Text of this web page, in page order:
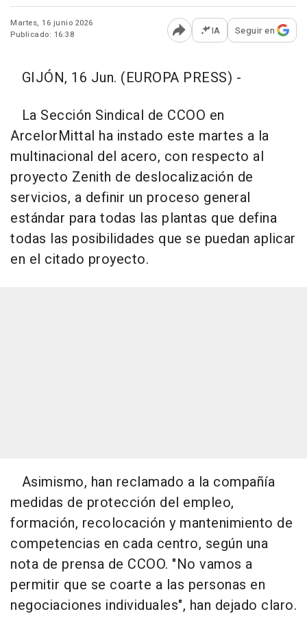
Martes, 16 junio 2026
Publicado: 16:38
Abrir opciones para
IA Seguir en
GIJÓN, 16 Jun. (EUROPA PRESS) -
La Sección Sindical de CCOO en
ArcelorMittal ha instado este martes a la
multinacional del acero, con respecto al
proyecto Zenith de deslocalización de
servicios, a definir un proceso general
estándar para todas las plantas que defina
todas las posibilidades que se puedan aplicar
en el citado proyecto.
Asimismo, han reclamado a la compañía
medidas de protección del empleo,
formación, recolocación y mantenimiento de
competencias en cada centro, según una
nota de prensa de CCOO. "No vamos a
permitir que se coarte a las personas en
negociaciones individuales", han dejado claro.